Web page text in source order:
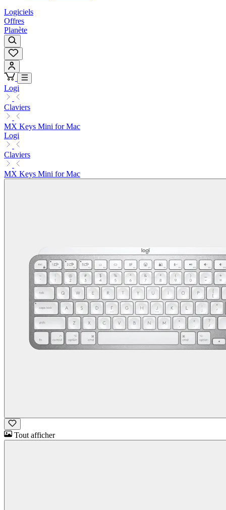
Logiciels
Offres
Planète
Logi
Claviers
MX Keys Mini for Mac
Logi
Claviers
MX Keys Mini for Mac
Tout afficher